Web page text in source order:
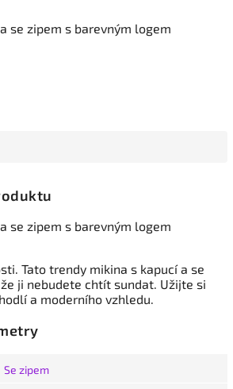
se zipem s barevným logem
se zipem s barevným logem
Tato trendy mikina s kapucí a se
ji nebudete chtít sundat. Užijte si
a moderního vzhledu.
Se zipem